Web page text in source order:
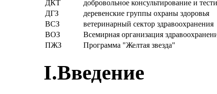
ДКТ
добровольное консультирование и
ДГЗ
деревенские группы охраны здоровья
ВСЗ
ветеринарный сектор здравоохранения
ВОЗ
Всемирная организация
ПЖЗ
Программа "Желтая звезда"
I.Введение